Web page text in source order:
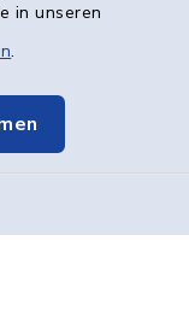
in unseren
.